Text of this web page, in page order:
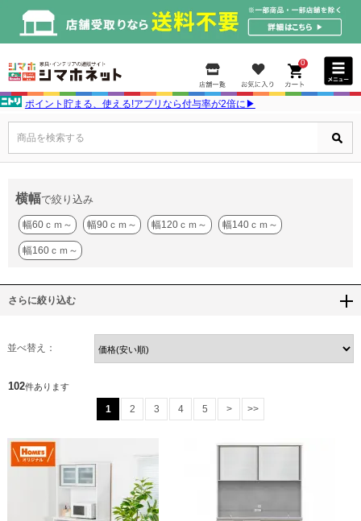
0
ポイント貯まる、使える!アプリなら付与率が2倍に▶
商品を検索する
横幅で絞り込み
幅60ｃｍ～ 幅90ｃｍ～ 幅120ｃｍ～ 幅140ｃｍ～
幅160ｃｍ～
さらに絞り込む
並べ替え：
102件あります
1 2 3 4 5 > >>